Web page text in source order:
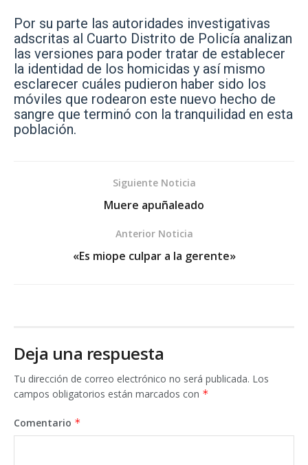
Por su parte las autoridades investigativas
adscritas al Cuarto Distrito de Policía analizan
las versiones para poder tratar de establecer
la identidad de los homicidas y así mismo
esclarecer cuáles pudieron haber sido los
móviles que rodearon este nuevo hecho de
sangre que terminó con la tranquilidad en esta
población.
Siguiente Noticia
Muere apuñaleado
Anterior Noticia
«Es miope culpar a la gerente»
Deja una respuesta
Tu dirección de correo electrónico no será publicada. Los
campos obligatorios están marcados con *
Comentario *